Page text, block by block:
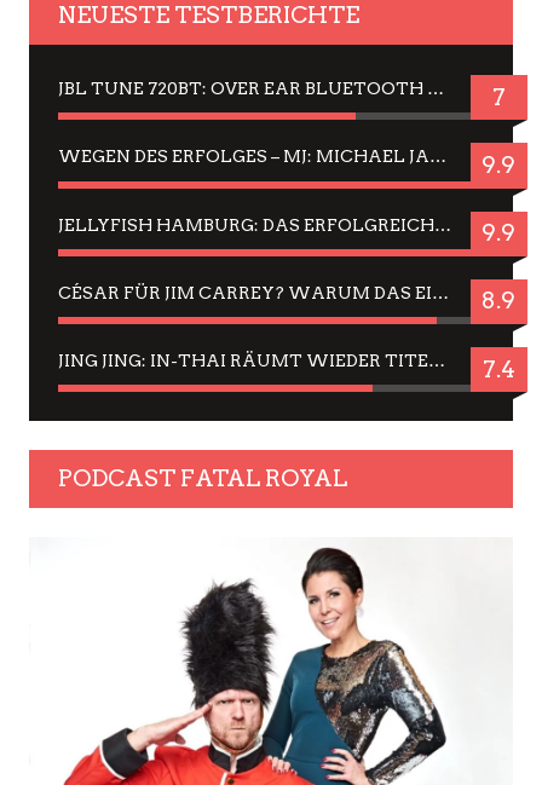
NEUESTE TESTBERICHTE
JBL TUNE 720BT: OVER EAR BLUETOOTH KOPFHÖRER UM DIE 50,-€ IM DAUER-TEST 7
WEGEN DES ERFOLGES – MJ: MICHAEL JACKSON MUSICAL IN EINER MATINEE SEHEN 9.9
JELLYFISH HAMBURG: DAS ERFOLGREICHE SOMMER-MENÜ 2025 IN GEFÜHLEN UND BILDERN 9.9
CÉSAR FÜR JIM CARREY? WARUM DAS EINER DER NERVIGSTEN ACTORS IST UND BLEIBT 8.9
JING JING: IN-THAI RÄUMT WIEDER TITEL AB – EIN ZWEI-STUNDEN-ERLEBNISBERICHT 7.4
PODCAST FATAL ROYAL